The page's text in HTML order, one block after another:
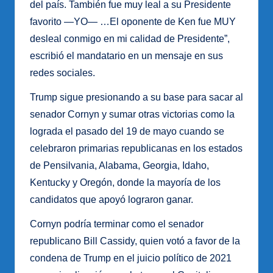
del país. También fue muy leal a su Presidente
favorito —YO— …El oponente de Ken fue MUY
desleal conmigo en mi calidad de Presidente”,
escribió el mandatario en un mensaje en sus
redes sociales.
Trump sigue presionando a su base para sacar al
senador Cornyn y sumar otras victorias como la
lograda el pasado del 19 de mayo cuando se
celebraron primarias republicanas en los estados
de Pensilvania, Alabama, Georgia, Idaho,
Kentucky y Oregón, donde la mayoría de los
candidatos que apoyó lograron ganar.
Cornyn podría terminar como el senador
republicano Bill Cassidy, quien votó a favor de la
condena de Trump en el juicio político de 2021